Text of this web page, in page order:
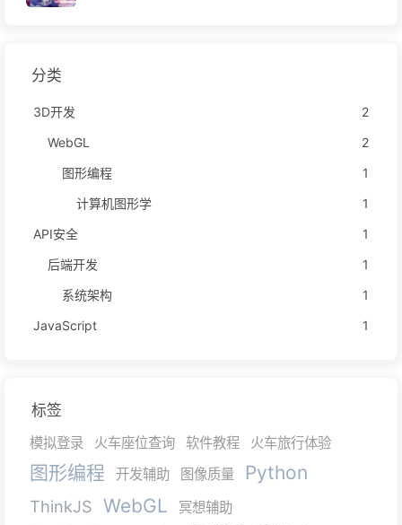
分类
3D开发
2
WebGL
2
图形编程
1
计算机图形学
1
API安全
1
后端开发
1
系统架构
1
JavaScript
1
标签
模拟登录 火车座位查询 软件教程 火车旅行体验
图形编程 开发辅助 图像质量 Python
ThinkJS WebGL
冥想辅助